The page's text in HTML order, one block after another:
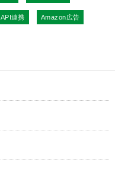
API連携 Amazon広告